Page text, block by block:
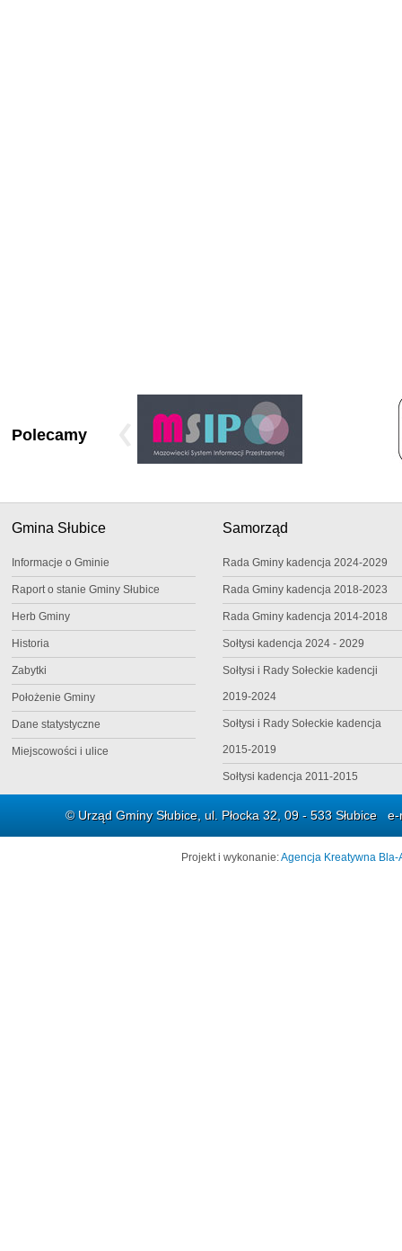
Polecamy
Gmina Słubice
Informacje o Gminie
Raport o stanie Gminy Słubice
Herb Gminy
Historia
Zabytki
Położenie Gminy
Dane statystyczne
Miejscowości i ulice
Samorząd
Rada Gminy kadencja 2024-2029
Rada Gminy kadencja 2018-2023
Rada Gminy kadencja 2014-2018
Sołtysi kadencja 2024 - 2029
Sołtysi i Rady Sołeckie kadencji
2019-2024
Sołtysi i Rady Sołeckie kadencja
2015-2019
Sołtysi kadencja 2011-2015
© Urząd Gminy Słubice, ul. Płocka 32, 09 - 533 Słubice
Projekt i wykonanie:Agencja Kreatywna Bla-